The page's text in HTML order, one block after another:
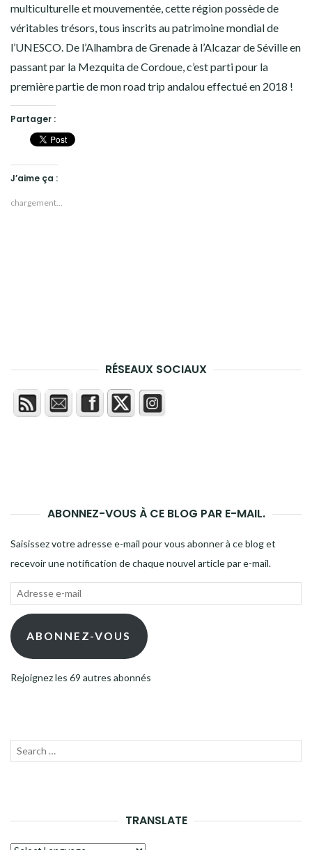
multiculturelle et mouvementée, cette région possède de
véritables trésors, tous inscrits au patrimoine mondial de
l’UNESCO. De l’Alhambra de Grenade à l’Alcazar de Séville en
passant par la Mezquita de Cordoue, c’est parti pour la
première partie de mon road trip andalou effectué en 2018 !
Partager :
J’aime ça :
chargement…
RÉSEAUX SOCIAUX
ABONNEZ-VOUS À CE BLOG PAR E-MAIL.
Saisissez votre adresse e-mail pour vous abonner à ce blog et
recevoir une notification de chaque nouvel article par e-mail.
Adresse
mail ABONNEZ-VOUS
Rejoignez les 69 autres abonnés
Recherche
TRANSLATE